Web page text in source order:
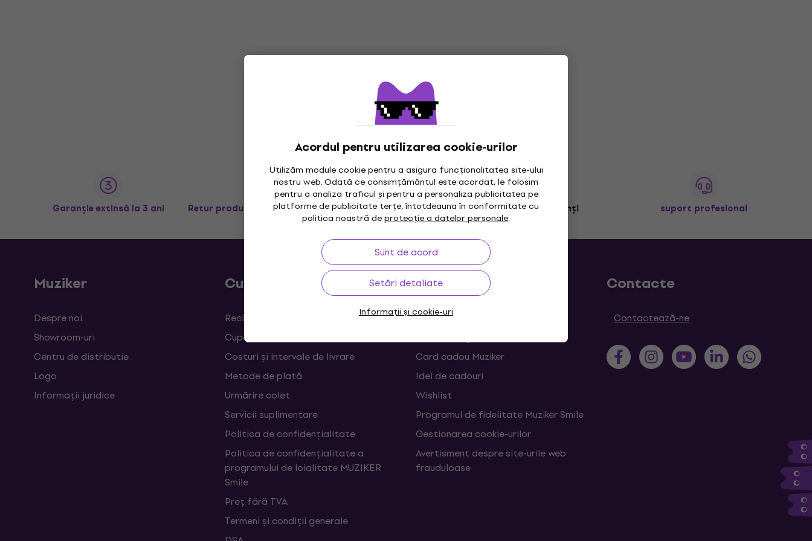
Acordul pentru utilizarea cookie-urilor
Utilizăm module cookie pentru a asigura funcționalitatea site-ului
nostru web. Odată ce consimțământul este acordat, le folosim
pentru a analiza traficul și pentru a personaliza publicitatea pe
platforme de publicitate terțe, întotdeauna în conformitate cu
politica noastră deprotecție a datelor personale.
Sunt de acord
Setări detaliate
Informații și cookie-uri
Garanție extinsă la 3 ani Retur produse în maxim 30 zile Garanția prețului 3M+ clienți suport profesional
Muziker
Despre noi
Showroom-uri
Centru de distributie
Logo
Informații juridice
Cumpărare
Reclamații și retrageri din contract
Cupoane
Costuri și intervale de livrare
Metode de plată
Urmărire colet
Servicii suplimentare
Politica de confidențialitate
Politica de confidențialitate a
programului de loialitate MUZIKER
Smile
Preț fără TVA
Termeni și condiții generale
Linkuri utile
FAQ - Întrebări frecvente
Card cadou Muziker
Idei de cadouri
Wishlist
Programul de fidelitate Muziker Smile
Gestionarea cookie-urilor
Avertisment despre site-urile web
frauduloase
Contacte
Contactează-ne